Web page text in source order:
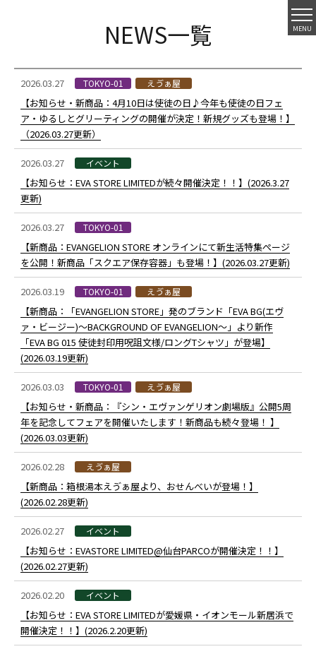
MENU
NEWS一覧
2026.03.27 TOKYO-01 えゔぁ屋
【お知らせ・新商品：4月10日は使徒の日♪今年も使徒の日フェ
ア・ゆるしとグリーティングの開催が決定！新規グッズも登場！】
（2026.03.27更新）
2026.03.27 イベント
【お知らせ：EVA STORE LIMITEDが続々開催決定！！】(2026.3.27
更新)
2026.03.27 TOKYO-01
【新商品：EVANGELION STORE オンラインにて新生活特集ぺージ
を公開！新商品「スクエア保存容器」も登場！】(2026.03.27更新)
2026.03.19 TOKYO-01 えゔぁ屋
【新商品：「EVANGELION STORE」発のブランド「EVA BG(エヴ
ァ・ビージー)～BACKGROUND OF EVANGELION〜」より新作
「EVA BG 015 使徒封印用呪詛文様/ロングTシャツ」が登場】
(2026.03.19更新)
2026.03.03 TOKYO-01 えゔぁ屋
【お知らせ・新商品：『シン・エヴァンゲリオン劇場版』公開5周
年を記念してフェアを開催いたします！新商品も続々登場！ 】
(2026.03.03更新)
2026.02.28 えゔぁ屋
【新商品：箱根湯本えゔぁ屋より、おせんべいが登場！】
(2026.02.28更新)
2026.02.27 イベント
【お知らせ：EVASTORE LIMITED@仙台PARCOが開催決定！！】
(2026.02.27更新)
2026.02.20 イベント
【お知らせ：EVA STORE LIMITEDが愛媛県・イオンモール新居浜で
開催決定！！】(2026.2.20更新)